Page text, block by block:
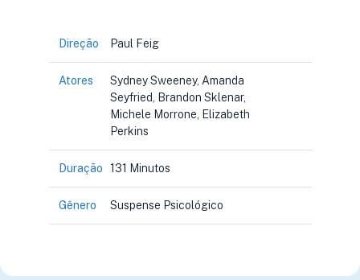
Direção Paul Feig
Atores
Sydney Sweeney, Amanda
Seyfried, Brandon Sklenar,
Michele Morrone, Elizabeth
Perkins
Duração 131 Minutos
Gênero Suspense Psicológico